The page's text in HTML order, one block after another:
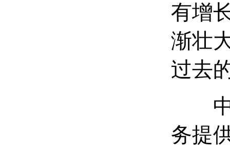
有增
渐壮
过去
中
务提